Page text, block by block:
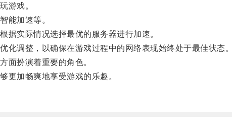
游戏。
能加速等。
实际情况选择最优的服务器进行加速。
调整，以确保在游戏过程中的网络表现始终处于最佳状态。
扮演着重要的角色。
加畅爽地享受游戏的乐趣。